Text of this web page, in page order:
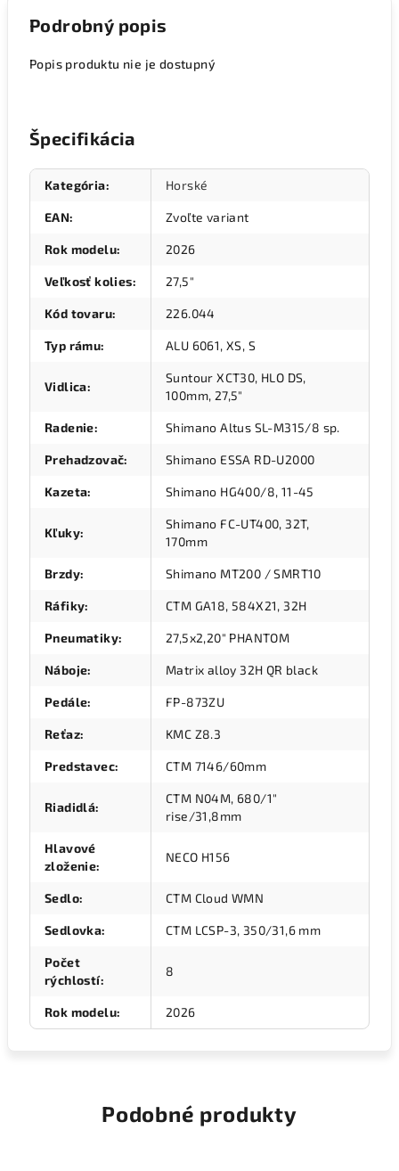
Podrobný popis
Popis produktu nie je dostupný
Špecifikácia
Kategória: Horské
EAN: Zvoľte variant
Rok modelu: 2026
Veľkosť kolies: 27,5"
Kód tovaru: 226.044
Typ rámu: ALU 6061, XS, S
Vidlica:
Suntour XCT30, HLO DS,
100mm, 27,5"
Radenie: Shimano Altus SL-M315/8 sp.
Prehadzovač: Shimano ESSA RD-U2000
Kazeta: Shimano HG400/8, 11-45
Kľuky:
Shimano FC-UT400, 32T,
170mm
Brzdy: Shimano MT200 / SMRT10
Ráfiky: CTM GA18, 584X21, 32H
Pneumatiky: 27,5x2,20" PHANTOM
Náboje: Matrix alloy 32H QR black
Pedále: FP-873ZU
Reťaz: KMC Z8.3
Predstavec: CTM 7146/60mm
Riadidlá:
CTM N04M, 680/1"
rise/31,8mm
Hlavové
zloženie:
NECO H156
Sedlo: CTM Cloud WMN
Sedlovka: CTM LCSP-3, 350/31,6 mm
Počet
rýchlostí:
8
Rok modelu: 2026
Podobné produkty